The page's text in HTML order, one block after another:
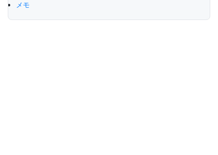
メモ